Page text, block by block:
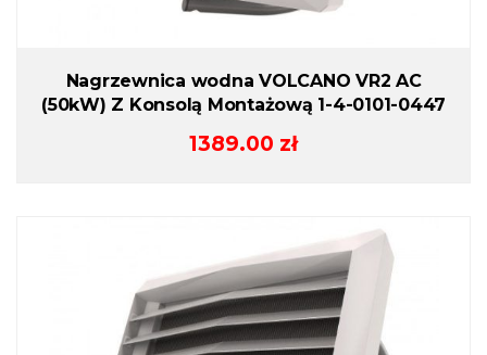
Nagrzewnica wodna VOLCANO VR2 AC
(50kW) Z Konsolą Montażową 1-4-0101-0447
1389.00 zł